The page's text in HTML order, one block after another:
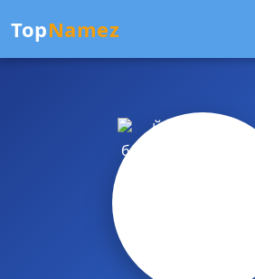
TopNamez